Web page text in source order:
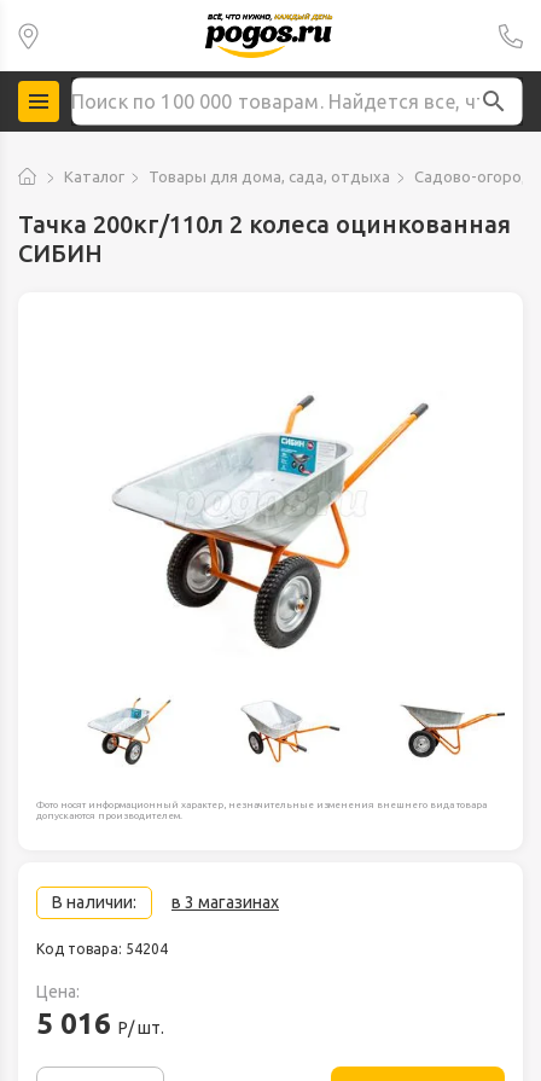
Каталог Товары для дома, сада, отдыха Садово-
Тачка 200кг/110л 2 колеса оцинкованная
СИБИН
Фото носят информационный характер, незначительные изменения внешнего вида товара
допускаются производителем.
В наличии: в 3 магазинах
Код товара: 54204
Цена:
5 016 Р/ шт.